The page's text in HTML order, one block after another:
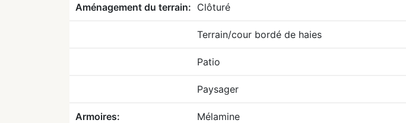
Aménagement du terrain: Clôturé
Terrain/cour bordé de haies
Patio
Paysager
Armoires: Mélamine